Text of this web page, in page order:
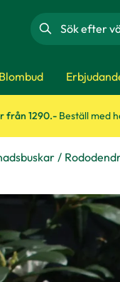
Sök
Blombud
från 1290.- Beställ med